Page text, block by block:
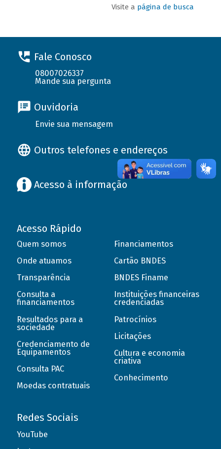
Visite a página de busca
Fale Conosco
08007026337
Mande sua pergunta
Ouvidoria
Envie sua mensagem
Outros telefones e endereços
Acesso à informação
Acesso Rápido
Quem somos
Onde atuamos
Transparência
Consulta a
financiamentos
Resultados para a
sociedade
Credenciamento de
Equipamentos
Consulta PAC
Moedas contratuais
Financiamentos
Cartão BNDES
BNDES Finame
Instituições financeiras
credenciadas
Patrocínios
Licitações
Cultura e economia
criativa
Conhecimento
Redes Sociais
YouTube